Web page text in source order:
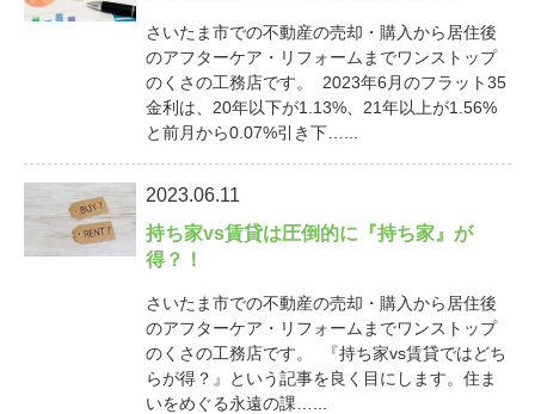
さいたま市での不動産の売却・購入から居住後
のアフターケア・リフォームまでワンストップ
のくさの工務店です。 2023年6月のフラット35
金利は、20年以下が1.13%、21年以上が1.56%
と前月から0.07%引き下…...
2023.06.11
持ち家vs賃貸は圧倒的に『持ち家』が
得？！
さいたま市での不動産の売却・購入から居住後
のアフターケア・リフォームまでワンストップ
のくさの工務店です。 『持ち家vs賃貸ではどち
らが得？』という記事を良く目にします。住ま
いをめぐる永遠の課…...